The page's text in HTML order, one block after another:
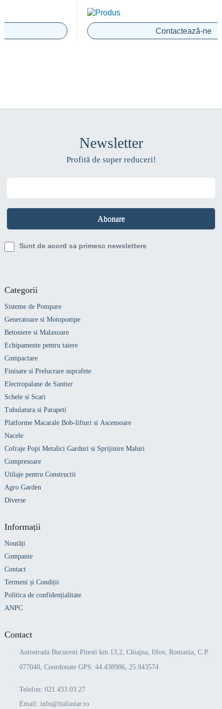
Newsletter
Profită de super reduceri!
Sunt de acord sa primesc newslettere
Categorii
Sisteme de Pompare
Generatoare si Motopompe
Betoniere si Malaxoare
Echipamente pentru taiere
Compactare
Finisare si Prelucrare suprafete
Electropalane de Santier
Schele si Scari
Tubulatura si Parapeti
Platforme Macarale Bob-lifturi si Ascensoare
Nacele
Cofraje Popi Metalici Garduri si Sprijinire Maluri
Compresoare
Utilaje pentru Constructii
Agro Garden
Diverse
Informații
Noutăți
Companie
Contact
Termeni și Condiții
Politica de confidențialitate
ANPC
Contact
Autostrada Bucuresti Pitesti km 13,2, Chiajna, Ilfov, Romania, C.P.
077040, Coordonate GPS: 44.438986, 25.943574
Telefon: 021.433.03.27
Email: info@italiastar.ro